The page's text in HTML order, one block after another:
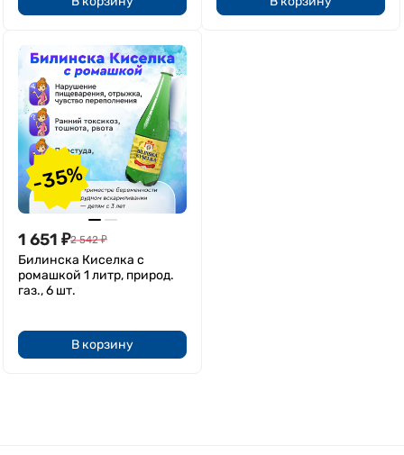
-35%
1 651 ₽2 542 ₽
Билинска Киселка с
ромашкой 1 литр, природ.
газ., 6 шт.
В корзину